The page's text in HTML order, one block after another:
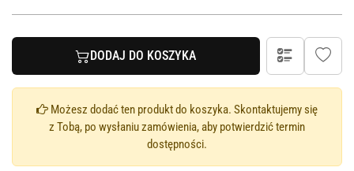
DODAJ DO KOSZYKA
Możesz dodać ten produkt do koszyka. Skontaktujemy się
z Tobą, po wysłaniu zamówienia, aby potwierdzić termin
dostępności.